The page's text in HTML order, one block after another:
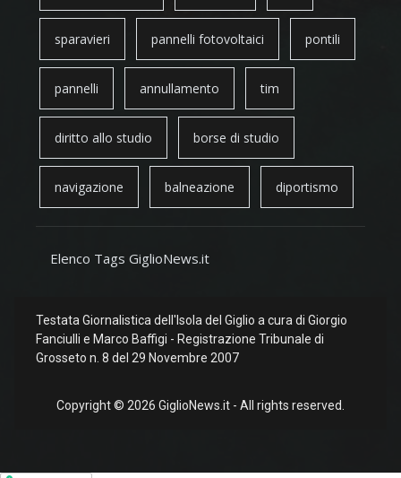
sparavieri pannelli fotovoltaici pontili
pannelli annullamento tim
diritto allo studio borse di studio
navigazione balneazione diportismo
Elenco Tags GiglioNews.it
Testata Giornalistica dell'Isola del Giglio a cura di Giorgio
Fanciulli e Marco Baffigi - Registrazione Tribunale di
Grosseto n. 8 del 29 Novembre 2007
Copyright © 2026 GiglioNews.it - All rights reserved.